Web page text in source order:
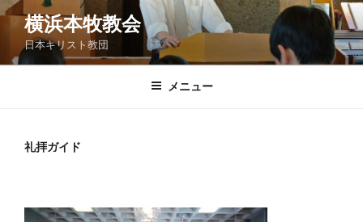
コ
ン
横浜本牧教会
日本キリスト教団
メニュー
礼拝ガイド